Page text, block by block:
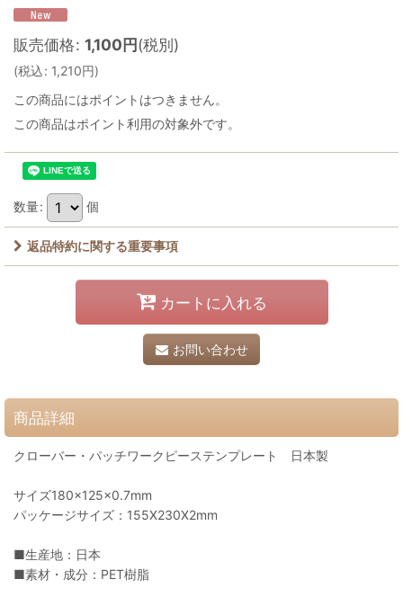
販売価格: 1,100円(税別)
(税込: 1,210円)
この商品にはポイントはつきません。
この商品はポイント利用の対象外です。
数量: 個
返品特約に関する重要事項
カートに入れる
お問い合わせ
商品詳細
クローバー・パッチワークピーステンプレート 日本製
サイズ180×125×0.7mm
パッケージサイズ：155X230X2mm
■生産地：日本
■素材・成分：PET樹脂